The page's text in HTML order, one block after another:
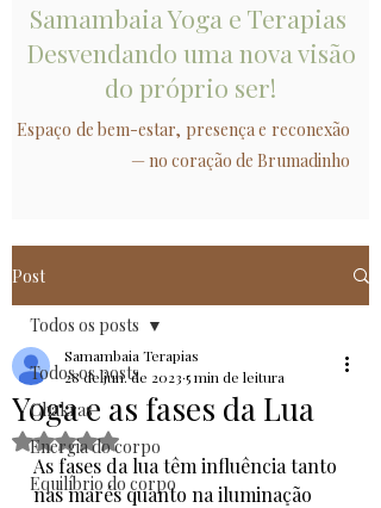
Samambaia Yoga e Terapias
Desvendando uma nova visão
do próprio ser!
Espaço de bem-estar, presença e reconexão
— no coração de Brumadinho
Post
Todos os posts
Chakras
Energia do corpo
Equilíbrio do corpo
Todos os posts
Yoga e as fases da Lua
Samambaia Terapias
28 de jun. de 2023 5 min de leitura
Avaliado com NaN de 5 estrelas.
As fases da lua têm influência tanto
nas marés quanto na iluminação